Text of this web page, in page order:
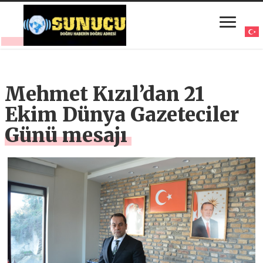
Mehmet Kızıl’dan 21
Ekim Dünya Gazeteciler
Günü mesajı